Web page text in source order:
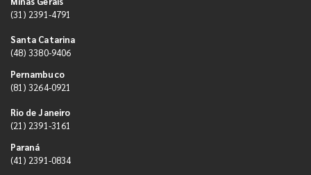
(31) 2391-4791
Santa Catarina
(48) 3380-9406
Pernambuco
(81) 3264-0921
Rio de Janeiro
(21) 2391-3161
Paraná
(41) 2391-0834